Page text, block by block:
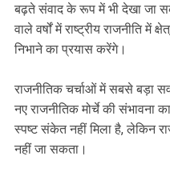
बढ़ते संवाद के रूप में भी देखा जा
वाले वर्षों में राष्ट्रीय राजनीति में
निभाने का प्रयास करेंगे।
राजनीतिक चर्चाओं में सबसे बड़ा
नए राजनीतिक मोर्चे की
स्पष्ट संकेत नहीं मिला है, लेकिन
नहीं जा सकता।